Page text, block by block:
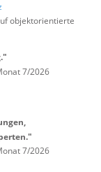
objektorientierte
7/2026
7/2026